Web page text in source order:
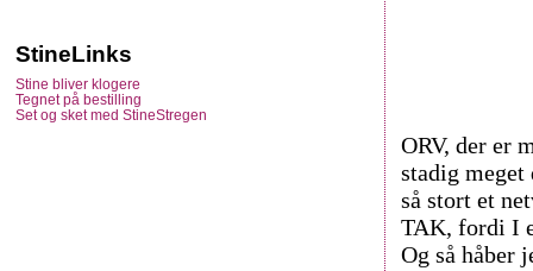
ORV, der er
stadig
så stort et
TAK, fordi I
Og så håber
StineLinks
Stine bliver klogere
Tegnet på bestilling
Set og sket med StineStregen